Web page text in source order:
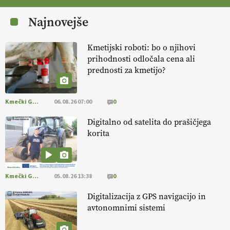
varnost,
okolje in kakovost življenja. VEČ
https://t.co/K0USFPJ5fJ @EUAgri #IMCAP #CAP
https://t.co/vcHhoOixHy
14.07.2026
[EKOloško = LOGIČNO ]
Danes ni pomembna le količina hrane,
ampak tudi način njene pridelave
@EUAgri #imcap #cap #blog https://t.co/2sllAmcKwG
[EKOloško = LOGIČNO
prilagojene sorte
so temelj uspešne ekološke pridelave.
https://t.co/OQSsax7l8V @EUAgri #IMCAP #CAP
https://t.co/PAL0zlhVia
[EKOloško = LOGIČNO
aronije
v dobrem desetletju zrasla v uspešno kmetijsko in
Najnovejše
Kmetijski roboti: bo o njihovi
prihodnosti odločala cena ali
prednosti za kmetijo?
Kmečki Glas 06.08.26 07:00 0
Digitalno od satelita do prašičjega
korita
Kmečki Glas 05.08.26 13:38 0
Digitalizacija z GPS navigacijo in
avtonomnimi sistemi